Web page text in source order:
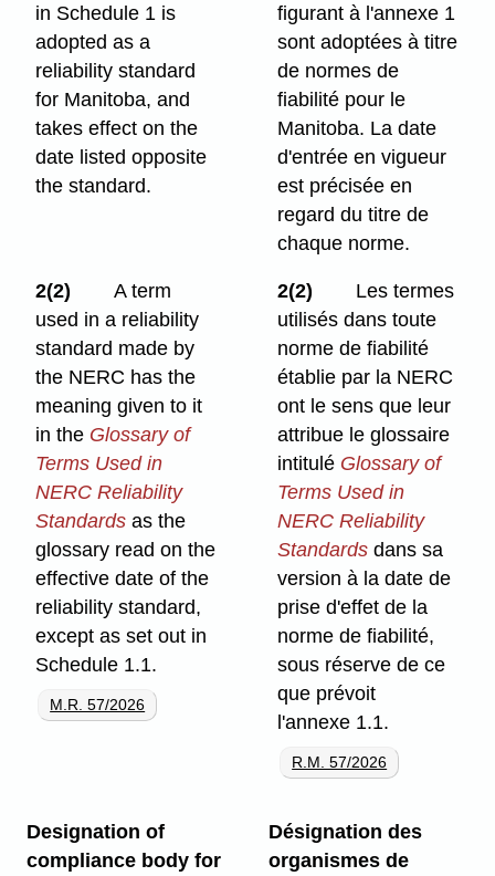
in Schedule 1 is
adopted as a
reliability standard
for Manitoba, and
takes effect on the
date listed opposite
the standard.
figurant à l'annexe 1
sont adoptées à titre
de normes de
fiabilité pour le
Manitoba. La date
d'entrée en vigueur
est précisée en
regard du titre de
chaque norme.
2(2)
A term
used in a reliability
standard made by
the NERC has the
meaning given to it
in the Glossary of
Terms Used in
NERC Reliability
Standards as the
glossary read on the
effective date of the
reliability standard,
except as set out in
Schedule 1.1.
M.R. 57/2026
2(2)
Les termes
utilisés dans toute
norme de fiabilité
établie par la NERC
ont le sens que leur
attribue le glossaire
intitulé Glossary of
Terms Used in
NERC Reliability
Standards dans sa
version à la date de
prise d'effet de la
norme de fiabilité,
sous réserve de ce
que prévoit
l'annexe 1.1.
R.M. 57/2026
Designation of
compliance body for
Désignation des
organismes de